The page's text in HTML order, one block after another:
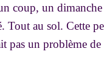
coup, un
Tout au sol. Cette
pas un problème